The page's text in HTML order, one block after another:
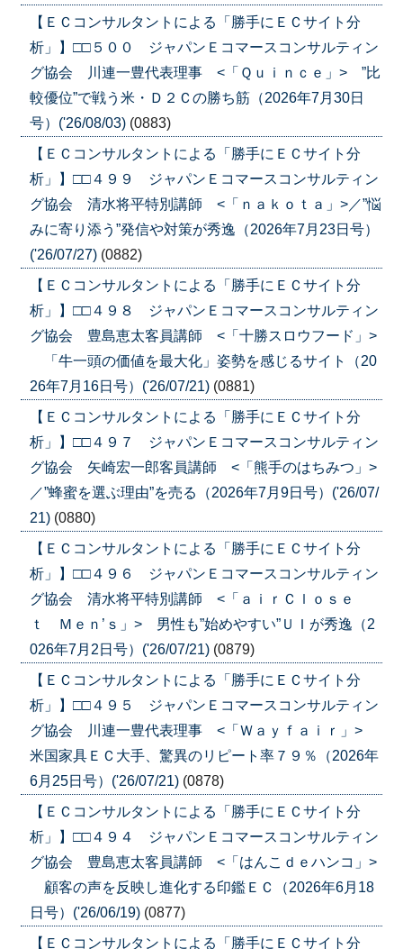
【ＥＣコンサルタントによる「勝手にＥＣサイト分
析」】□□５００ ジャパンＥコマースコンサルティン
グ協会 川連一豊代表理事 <「Ｑｕｉｎｃｅ」> ”比
較優位”で戦う米・Ｄ２Ｃの勝ち筋（2026年7月30日
号）('26/08/03) (0883)
【ＥＣコンサルタントによる「勝手にＥＣサイト分
析」】□□４９９ ジャパンＥコマースコンサルティン
グ協会 清水将平特別講師 <「ｎａｋｏｔａ」>／”悩
みに寄り添う”発信や対策が秀逸（2026年7月23日号）
('26/07/27) (0882)
【ＥＣコンサルタントによる「勝手にＥＣサイト分
析」】□□４９８ ジャパンＥコマースコンサルティン
グ協会 豊島恵太客員講師 <「十勝スロウフード」>
「牛一頭の価値を最大化」姿勢を感じるサイト（20
26年7月16日号）('26/07/21) (0881)
【ＥＣコンサルタントによる「勝手にＥＣサイト分
析」】□□４９７ ジャパンＥコマースコンサルティン
グ協会 矢崎宏一郎客員講師 <「熊手のはちみつ」>
／”蜂蜜を選ぶ理由”を売る（2026年7月9日号）('26/07/
21) (0880)
【ＥＣコンサルタントによる「勝手にＥＣサイト分
析」】□□４９６ ジャパンＥコマースコンサルティン
グ協会 清水将平特別講師 <「ａｉｒＣｌｏｓｅ
ｔ Ｍｅｎ’ｓ」> 男性も”始めやすい”ＵＩが秀逸（2
026年7月2日号）('26/07/21) (0879)
【ＥＣコンサルタントによる「勝手にＥＣサイト分
析」】□□４９５ ジャパンＥコマースコンサルティン
グ協会 川連一豊代表理事 <「Ｗａｙｆａｉｒ」>
米国家具ＥＣ大手、驚異のリピート率７９％（2026年
6月25日号）('26/07/21) (0878)
【ＥＣコンサルタントによる「勝手にＥＣサイト分
析」】□□４９４ ジャパンＥコマースコンサルティン
グ協会 豊島恵太客員講師 <「はんこｄｅハンコ」>
顧客の声を反映し進化する印鑑ＥＣ（2026年6月18
日号）('26/06/19) (0877)
【ＥＣコンサルタントによる「勝手にＥＣサイト分